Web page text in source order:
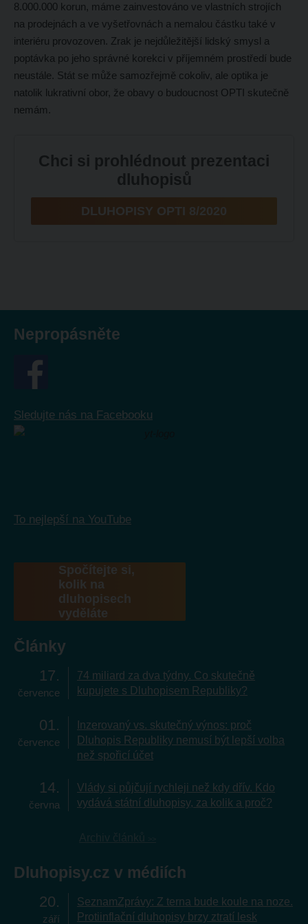
8.000.000 korun, máme zainvestováno ve vlastních strojích
na prodejnách a ve vyšetřovnách a nemalou částku také v
interiéru provozoven. Zrak je nejdůležitější lidský smysl a
poptávka po jeho správné korekci v příjemném prostředí bude
neustále. Stát se může samozřejmě cokoliv, ale optika je
natolik lukrativní obor, že obavy o budoucnost OPTI skutečně
nemám.
Chci si prohlédnout prezentaci
dluhopisů
DLUHOPISY OPTI 8/2020
Nepropásněte
Sledujte nás na Facebooku
To nejlepší na YouTube
Spočítejte si,
kolik na
dluhopisech
vyděláte
Články
17
července
74 miliard za dva týdny. Co skutečně
kupujete s Dluhopisem Republiky?
01
července
Inzerovaný vs. skutečný výnos: proč
Dluhopis Republiky nemusí být lepší volba
než spořicí účet
14
června
Vlády si půjčují rychleji než kdy dřív. Kdo
vydává státní dluhopisy, za kolik a proč?
Dluhopisy.cz v médiích
20
září
SeznamZprávy: Z terna bude koule na noze.
Protiinflační dluhopisy brzy ztratí lesk